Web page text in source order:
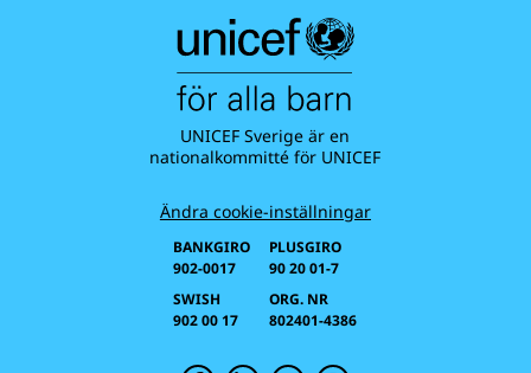
UNICEF Sverige är en
nationalkommitté för UNICEF
Ändra cookie-inställningar
BANKGIRO
902-0017
SWISH
902 00 17
PLUSGIRO
90 20 01-7
ORG. NR
802401-4386